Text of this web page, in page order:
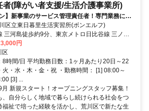
者(障がい者支援/生活介護事業所)
】新事業のサービス管理責任者！専門業務に専
とする福祉をカタチにできます
立東日暮里生活実習所(ボンエルフ)
三河島徒歩約9分、東京メトロ日比谷線 三ノ輪
ベータ口徒歩約11分、都電荒川線 荒川区役所
円
区
8時間/日 平均勤務日数：1ヶ月あたり20日～22
火・水・木・金・祝 ・勤務時間： [1] 08:00～
[3] ...
新規スタート！オープニングスタッフ募集！
、自分らしく地域で暮らし続けられる社会をつ
福祉で培った経験を活かし、荒川区で新たな生